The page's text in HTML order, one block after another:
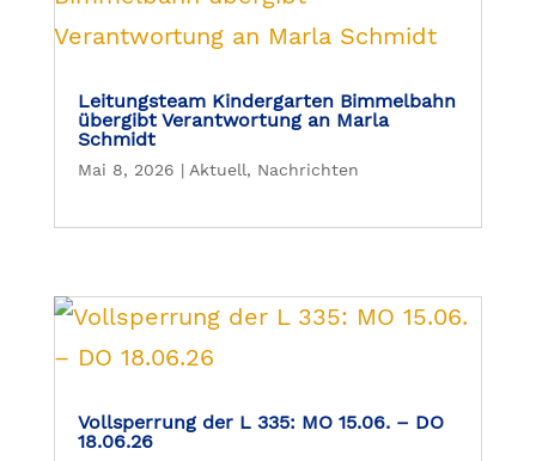
Leitungsteam Kindergarten Bimmelbahn
übergibt Verantwortung an Marla
Schmidt
Mai 8, 2026 | Aktuell, Nachrichten
Vollsperrung der L 335: MO 15.06. – DO
18.06.26